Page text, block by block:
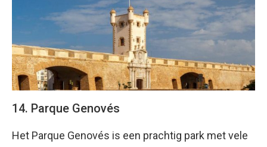
14. Parque Genovés
Het Parque Genovés is een prachtig park met vele